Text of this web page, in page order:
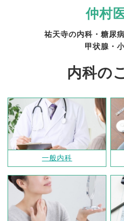
仲村
祐天寺の内科・糖尿
甲状腺・
内科の
一般内科